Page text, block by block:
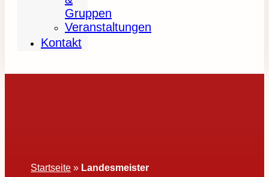
Gruppen
Veranstaltungen
Kontakt
Startseite » Landesmeister